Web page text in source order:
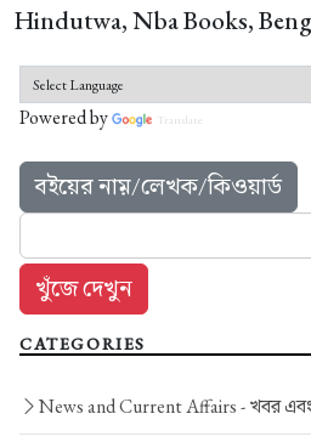
Hindutwa, Nba Books,
Powered by Translate
বইয়ের নাম়/লেখক/কিওয়ার্ড
CATEGORIES
News and Current Affairs -খবর